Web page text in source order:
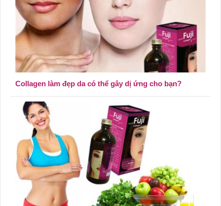
Collagen làm đẹp da có thể gây dị ứng cho bạn?